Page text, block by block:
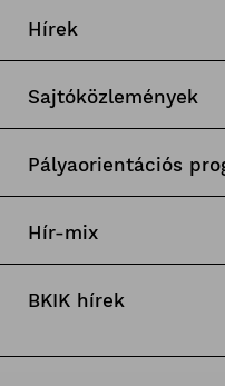
Hírek
Sajtóközlemények
Pályaorientációs
Hír-mix
BKIK hírek